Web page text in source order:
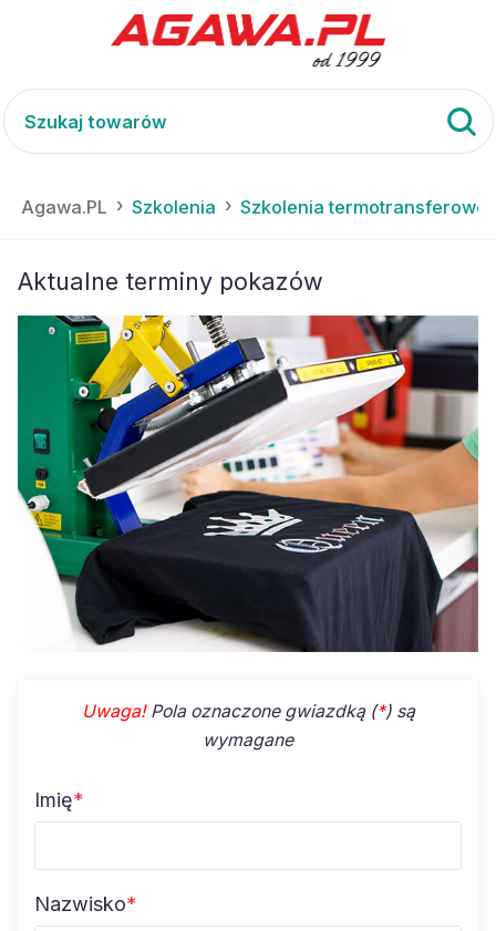
Agawa.PL Szkolenia Szkolenia termotransferowe
Aktualne terminy pokazów
Uwaga! Pola oznaczone gwiazdką (*) są
wymagane
Imię*
Nazwisko*